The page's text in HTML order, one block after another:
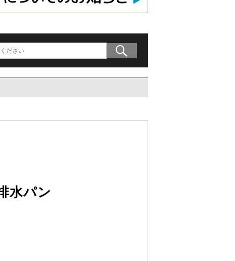
等用アンカー
木材専用連結金具
水パン